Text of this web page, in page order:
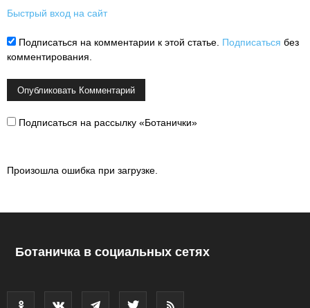
Быстрый вход на сайт
Подписаться на комментарии к этой статье. Подписаться без
комментирования.
Подписаться на рассылку «Ботанички»
Произошла ошибка при загрузке.
Ботаничка в социальных сетях